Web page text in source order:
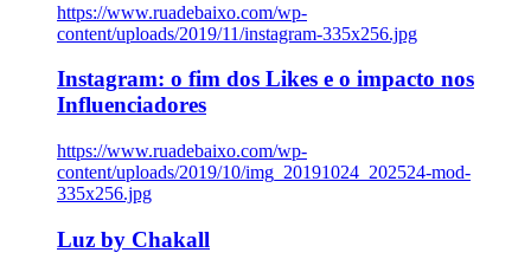
https://www.ruadebaixo.com/wp-
content/uploads/2019/11/instagram-335x256.jpg
Instagram: o fim dos Likes e o impacto nos
Influenciadores
https://www.ruadebaixo.com/wp-
content/uploads/2019/10/img_20191024_202524-mod-
335x256.jpg
Luz by Chakall